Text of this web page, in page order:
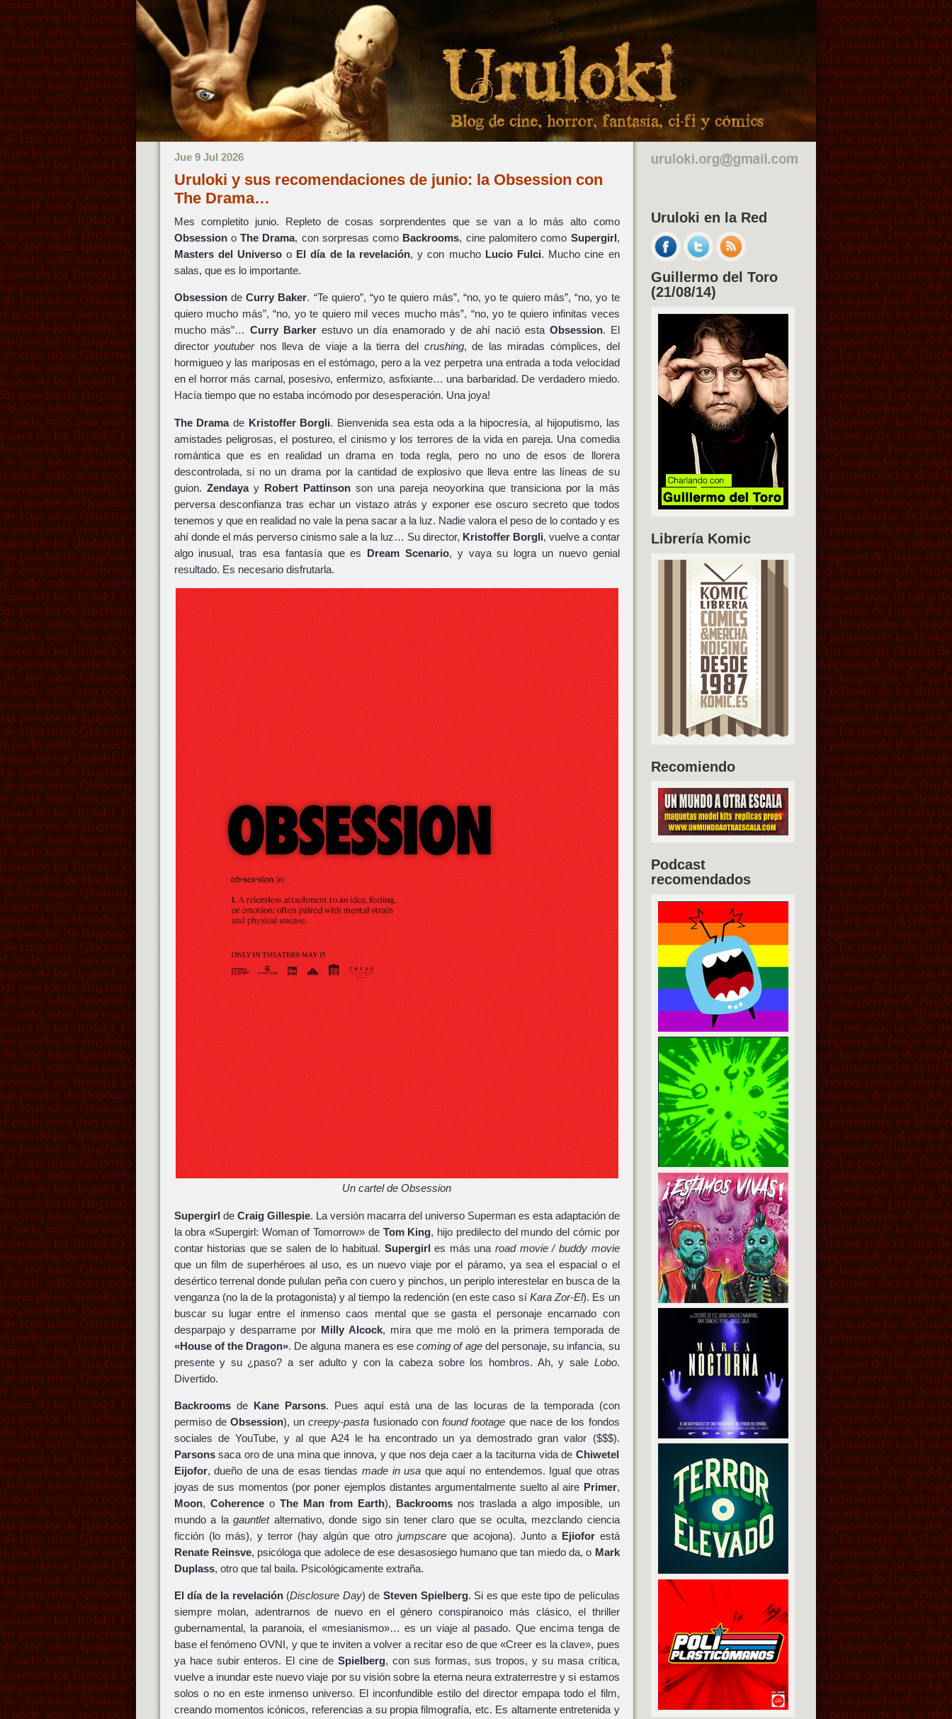
Jue 9 Jul 2026
Uruloki y sus recomendaciones de junio: la Obsession con
The Drama…
Mes completito junio. Repleto de cosas sorprendentes que se van a lo más alto como
ObsessionoThe Drama, con sorpresas como Backrooms, cine palomitero como Supergirl,
Masters del Universoo El día de la revelación, y con mucho Lucio Fulci. Mucho cine en
salas, que es lo importante.
ObsessiondeCurry Baker. “Te quiero”, “yo te quiero más”, “no, yo te quiero más”, “no, yo te
quiero mucho más”, “no, yo te quiero mil veces mucho más”, “no, yo te quiero infinitas veces
mucho más”…Curry Barkerestuvo un día enamorado y de ahí nació esta Obsession. El
director youtubernos lleva de viaje a la tierra del crushing, de las miradas cómplices, del
hormigueo y las mariposas en el estómago, pero a la vez perpetra una entrada a toda velocidad
en el horror más carnal, posesivo, enfermizo, asfixiante… una barbaridad. De verdadero miedo.
Hacía tiempo que no estaba incómodo por desesperación. Una joya!
The Dramade Kristoffer Borgli. Bienvenida sea esta oda a la hipocresía, al hijoputismo, las
amistades peligrosas, el postureo, el cinismo y los terrores de la vida en pareja. Una comedia
romántica que es en realidad un drama en toda regla, pero no uno de esos de llorera
descontrolada, si no un drama por la cantidad de explosivo que lleva entre las líneas de su
guion. Zendayay Robert Pattinsonson una pareja neoyorkina que transiciona por la más
perversa desconfianza tras echar un vistazo atrás y exponer ese oscuro secreto que todos
tenemos y que en realidad no vale la pena sacar a la luz. Nadie valora el peso de lo contado y es
ahí donde el más perverso cinismo sale a la luz… Su director, Kristoffer Borgli, vuelve a contar
algo inusual, tras esa fantasía que es Dream Scenario, y vaya su logra un nuevo genial
resultado. Es necesario disfrutarla.
Un cartel de Obsession
Supergirl de Craig Gillespie. La versión macarra del universo Superman es esta adaptación de
la obra «Supergirl: Woman of Tomorrow» de Tom King, hijo predilecto del mundo del cómic por
contar historias que se salen de lo habitual. Supergirl es más unaroad movie / buddy movie
que un film de superhéroes al uso, es un nuevo viaje por el páramo, ya sea el espacial o el
desértico terrenal donde pululan peña con cuero y pinchos, un periplo interestelar en busca de la
venganza (no la de la protagonista) y al tiempo la redención (en este caso sí Kara Zor-El). Es un
buscar su lugar entre el inmenso caos mental que se gasta el personaje encarnado con
desparpajo y desparrame por Milly Alcock, mira que me moló en la primera temporada de
«House of the Dragon». De alguna manera es esecoming of agedel personaje, su infancia, su
presente y su ¿paso? a ser adulto y con la cabeza sobre los hombros. Ah, y sale Lobo.
Divertido.
Backroomsde Kane Parsons. Pues aquí está una de las locuras de la temporada (con
permiso de Obsession), uncreepy-pasta fusionado confound footage que nace de los fondos
sociales de YouTube, y al que A24 le ha encontrado un ya demostrado gran valor ($$$).
Parsonssaca oro de una mina que innova, y que nos deja caer a la taciturna vida de Chiwetel
Eijofor, dueño de una de esas tiendas made in usa que aquí no entendemos. Igual que otras
joyas de sus momentos (por poner ejemplos distantes argumentalmente suelto al aire Primer,
Moon, Coherenceo The Man from Earth), Backrooms nos traslada a algo imposible, un
mundo a lagauntletalternativo, donde sigo sin tener claro que se oculta, mezclando ciencia
ficción (lo más), y terror (hay algún que otro jumpscareque acojona). Junto a Ejioforestá
Renate Reinsve, psicóloga que adolece de ese desasosiego humano que tan miedo da, o Mark
Duplass, otro que tal baila. Psicológicamente extraña.
El día de la revelación(Disclosure Day) deSteven Spielberg. Si es que este tipo de películas
siempre molan, adentrarnos de nuevo en el género conspiranoico más clásico, el thriller
gubernamental, la paranoia, el «mesianismo»… es un viaje al pasado. Que encima tenga de
base el fenómeno OVNI, y que te inviten a volver a recitar eso de que «Creer es la clave», pues
ya hace subir enteros. El cine de Spielberg, con sus formas, sus tropos, y su masa crítica,
vuelve a inundar este nuevo viaje por su visión sobre la eterna neura extraterrestre y si estamos
solos o no en este inmenso universo. El inconfundible estilo del director empapa todo el film,
creando momentos icónicos, referencias a su propia filmografía, etc. Es altamente entretenida y
Uruloki en la Red
Guillermo del Toro
(21/08/14)
Librería Komic
Recomiendo
Podcast
recomendados